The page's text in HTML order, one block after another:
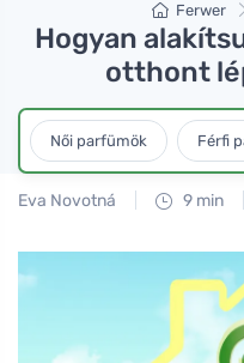
Ferwer
Hogyan
otthont
Női parfümök Férfi
Eva Novotná 9 min